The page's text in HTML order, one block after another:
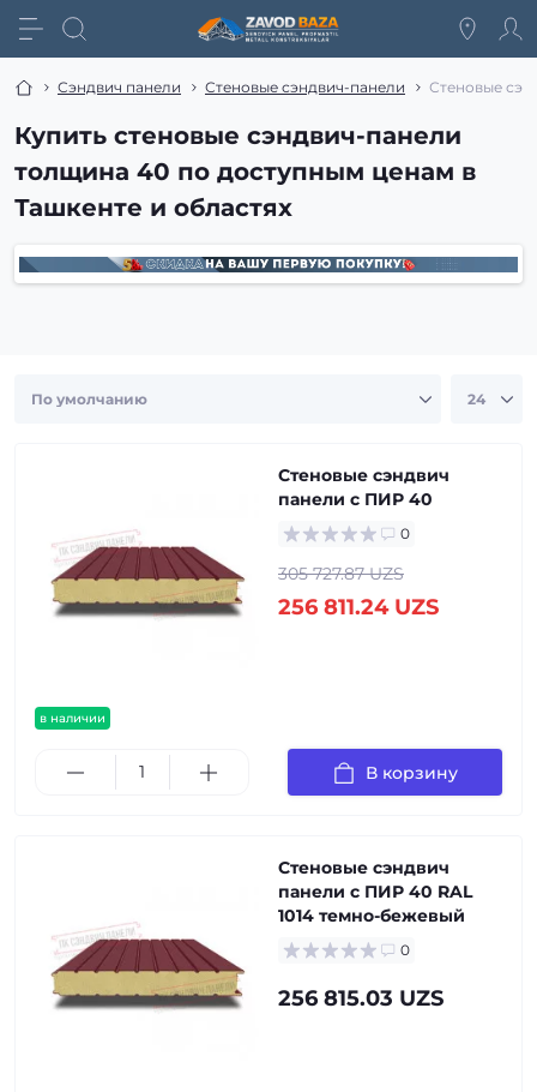
Сэндвич панели Стеновые сэндвич-панели Стеновые
Купить стеновые сэндвич-панели
толщина 40 по доступным ценам в
Ташкенте и областях
в наличии
Стеновые сэндвич
панели с ПИР 40
0
305 727.87 UZS
256 811.24 UZS
В корзину
Стеновые сэндвич
панели с ПИР 40 RAL
1014 темно-бежевый
0
256 815.03 UZS